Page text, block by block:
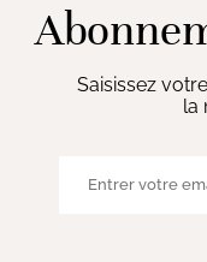
Saisissez
la